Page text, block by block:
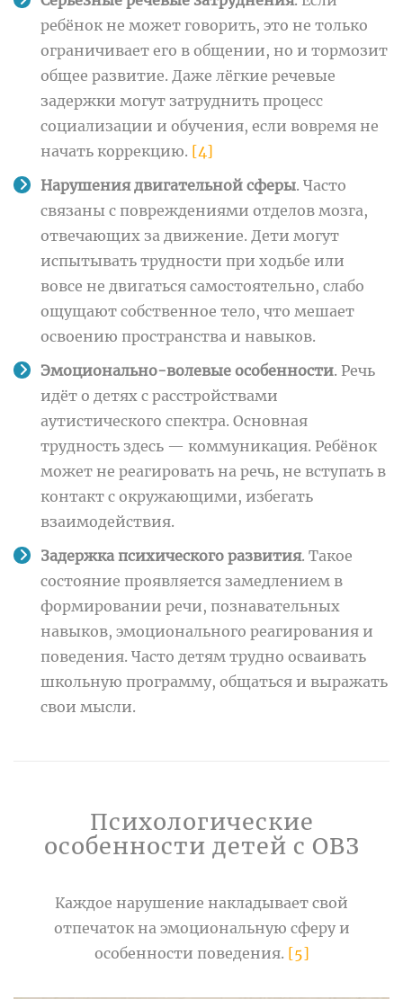
ребёнок не может говорить, это не только
ограничивает его в общении, но и тормозит
общее развитие. Даже лёгкие речевые
задержки могут затруднить процесс
социализации и обучения, если вовремя не
начать коррекцию. [4]
Нарушения двигательной сферы. Часто
связаны с повреждениями отделов мозга,
отвечающих за движение. Дети могут
испытывать трудности при ходьбе или
вовсе не двигаться самостоятельно, слабо
ощущают собственное тело, что мешает
освоению пространства и навыков.
Эмоционально-волевые особенности. Речь
идёт о детях с расстройствами
аутистического спектра. Основная
трудность здесь — коммуникация. Ребёнок
может не реагировать на речь, не вступать в
контакт с окружающими, избегать
взаимодействия.
Задержка психического развития. Такое
состояние проявляется замедлением в
формировании речи, познавательных
навыков, эмоционального реагирования и
поведения. Часто детям трудно осваивать
школьную программу, общаться и выражать
свои мысли.
Психологические
особенности детей с ОВЗ
Каждое нарушение накладывает свой
отпечаток на эмоциональную сферу и
особенности поведения. [5]